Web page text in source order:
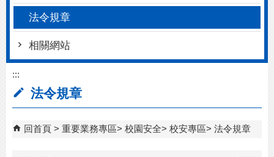
法令規章
相關網站
:::
法令規章
回首頁 重要業務專區 校園安全 校安專區 法令規章